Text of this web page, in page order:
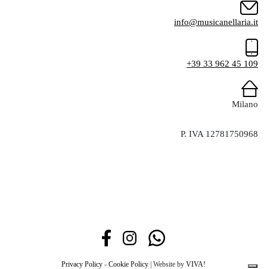
info@musicanellaria.it
+39 33 962 45 109
Milano
P. IVA 12781750968
Privacy Policy - Cookie Policy | Website by VIVA!